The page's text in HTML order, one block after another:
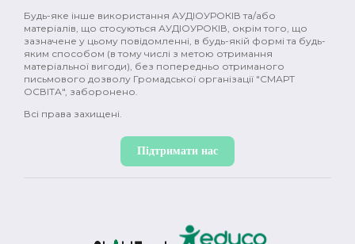
Будь-яке інше використання АУДІОУРОКІВ та/або
матеріалів, що стосуються АУДІОУРОКІВ, окрім того, що
зазначене у цьому повідомленні, в будь-якій формі та будь-
яким способом (в тому числі з метою отримання
матеріальної вигоди), без попередньо отриманого
письмового дозволу Громадської організації "СМАРТ
ОСВІТА", заборонено.
Всі права захищені.
Підтримати нас